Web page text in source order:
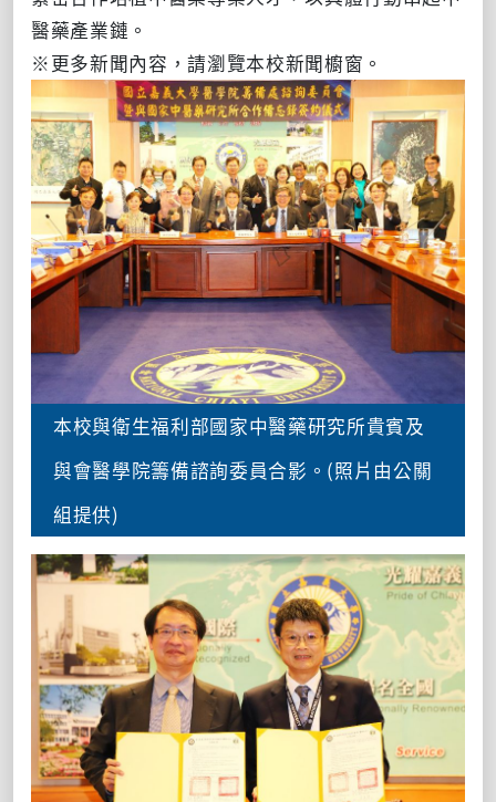
醫藥產業鏈。
※更多新聞內容，請瀏覽本校新聞櫥窗。
本校與衛生福利部國家中醫藥研究所貴賓及
與會醫學院籌備諮詢委員合影。(照片由公關
組提供)